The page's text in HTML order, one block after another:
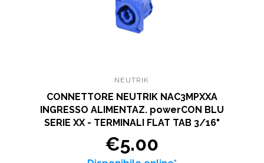
NEUTRIK
CONNETTORE NEUTRIK NAC3MPXXA
INGRESSO ALIMENTAZ. powerCON BLU
SERIE XX - TERMINALI FLAT TAB 3/16"
€5.00